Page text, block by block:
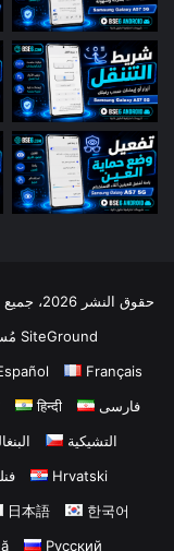
© حقوق النشر 2026، جميع الحقوق محفوظة |
SiteGround
Français
हिन्दी
فارسی
التشيكية
Hrvatski
日本語
한국어
Русский